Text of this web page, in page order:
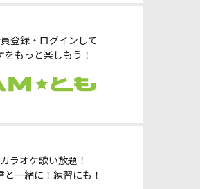
員登録・ログインして
をもっと楽しもう！
ラオケ歌い放題！
と一緒に！練習にも！